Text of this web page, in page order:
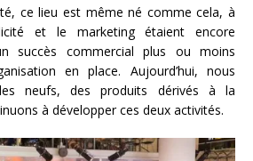
ce lieu est même né comme cela, à
et le marketing étaient encore
succès commercial plus ou moins
en place. Aujourd’hui, nous
neufs, des produits dérivés à la
à développer ces deux activités.